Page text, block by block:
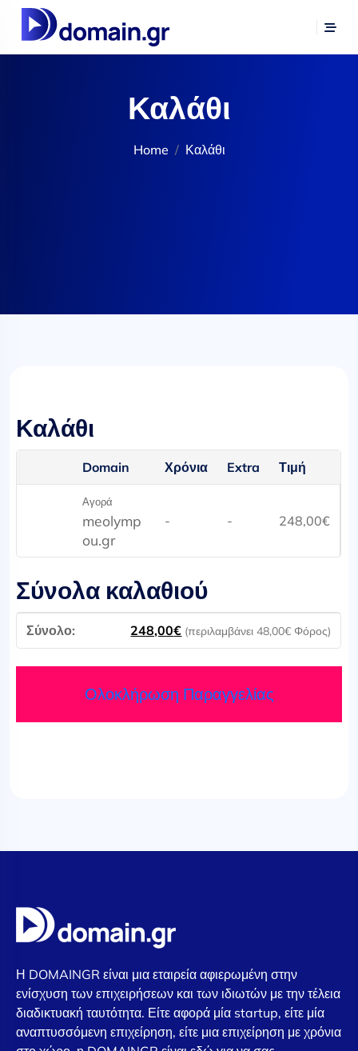
Καλάθι
Home Καλάθι
Καλάθι
Domain Χρόνια Extra Τιμή
Αγορά
meolymp
ou.gr
- - 248,00€
Σύνολα καλαθιού
248,00€ (περιλαμβάνει48,00€ Φόρος)
Ολοκλήρωση Παραγγελίας
Η DOMAINGR είναι μια εταιρεία αφιερωμένη στην
ενίσχυση των επιχειρήσεων και των ιδιωτών με την τέλεια
διαδικτυακή ταυτότητα. Είτε αφορά μία startup, είτε μία
αναπτυσσόμενη επιχείρηση, είτε μια επιχείρηση με χρόνια